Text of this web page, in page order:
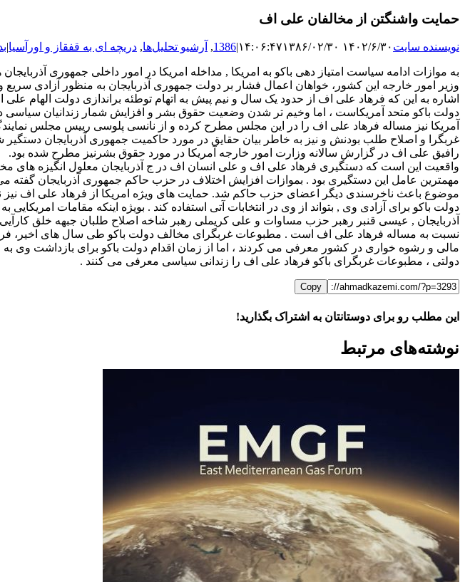
حمایت واشنگتن از مخالفان علی اف
نویسنده سایت ۱۴۰۲/۶/۳۰ ۱۴:۰۶:۴۷ ۱۳۸۶/۰۲/۳۰ |
1386
, آرشیو تحلیل‌ها, دریچه ای به قفقاز و اورآسیا|
به موازات ادامه سیاست امتیاز دهی باکو به امریکا , مداخله امریکا در امور داخلی جمهوری
وزیر امور خارجه این کشور، خواهان اعمال فشار بر دولت جمهوری آذربایجان به منظور آزادی
اشاره به این که فرهاد علی اف از حدود یک سال و نیم پیش به اتهام توطئه براندازی دولت الهام
دولت باکو متحد آمریکاست ، اما وخیم تر شدن وضعیت حقوق بشر و افزایش شمار زندانیان سیاسی
آمریکا نیز مساله فرهاد علی اف را در این مجلس مطرح کرده و از نانسی پلوسی رییس مجلس
غربگرا و اصلاح طلب بودنش و نیز به خاطر بیان حقایق در مورد حاکمیت جمهوری آذربایجان
رافیق علی اف در گزارش سالانه وزارت امور خارجه آمریکا در مورد حقوق بشرنیز مطرح شده بود.
واقعیت این است که دستگیری فرهاد علی اف و علی انسان اف در ج آذربایجان معلول انگیزه های
مهمترین عامل این دستگیری بود . بموازات افزایش اختلاف در حزب حاکم جمهوری آذربایجان
موضوع باعث ناخرسندی دیگر اعضای حزب حاکم شد. حمایت های ویژه امریکا از فرهاد علی اف نیز
دولت باکو برای آزادی وی , بتواند از وی در انتخابات آتی استفاده کند . بویژه اینکه مقامات
آذربایجان , عیسی قنبر رهبر حزب مساوات و علی کریملی رهبر شاخه اصلاح طلبان جبهه خلق
نسبت به مساله فرهاد علی اف است . مطبوعات غربگرای مخالف دولت باکو طی سال های اخیر،
مالی و رشوه خواری در کشور معرفی می کردند ، اما از زمان اقدام دولت باکو برای بازداشت وی
دولتی ، مطبوعات غربگرای باکو فرهاد علی اف را زندانی سیاسی معرفی می کنند .
Copy
این مطلب رو برای دوستانتان به اشتراک بگذارید!
FacebookX
LinkedIn
WhatsApp
Telegram
ایمیل
نوشته‌‌های مرتبط